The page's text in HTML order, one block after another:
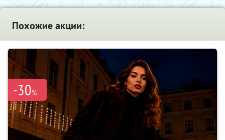
Похожие акции:
-30%